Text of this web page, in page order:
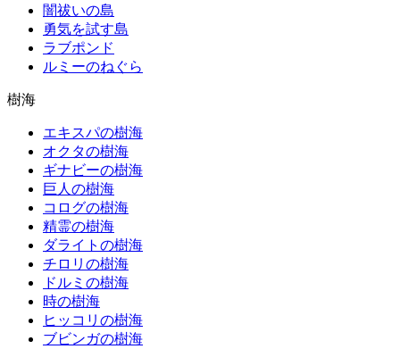
闇祓いの島
勇気を試す島
ラブポンド
ルミーのねぐら
樹海
エキスパの樹海
オクタの樹海
ギナビーの樹海
巨人の樹海
コログの樹海
精霊の樹海
ダライトの樹海
チロリの樹海
ドルミの樹海
時の樹海
ヒッコリの樹海
ブビンガの樹海